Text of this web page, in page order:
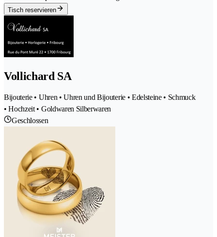
Tisch reservieren
Vollichard SA
Bijouterie • Uhren • Uhren und Bijouterie • Edelsteine • Schmuck
• Hochzeit • Goldwaren Silberwaren
Geschlossen